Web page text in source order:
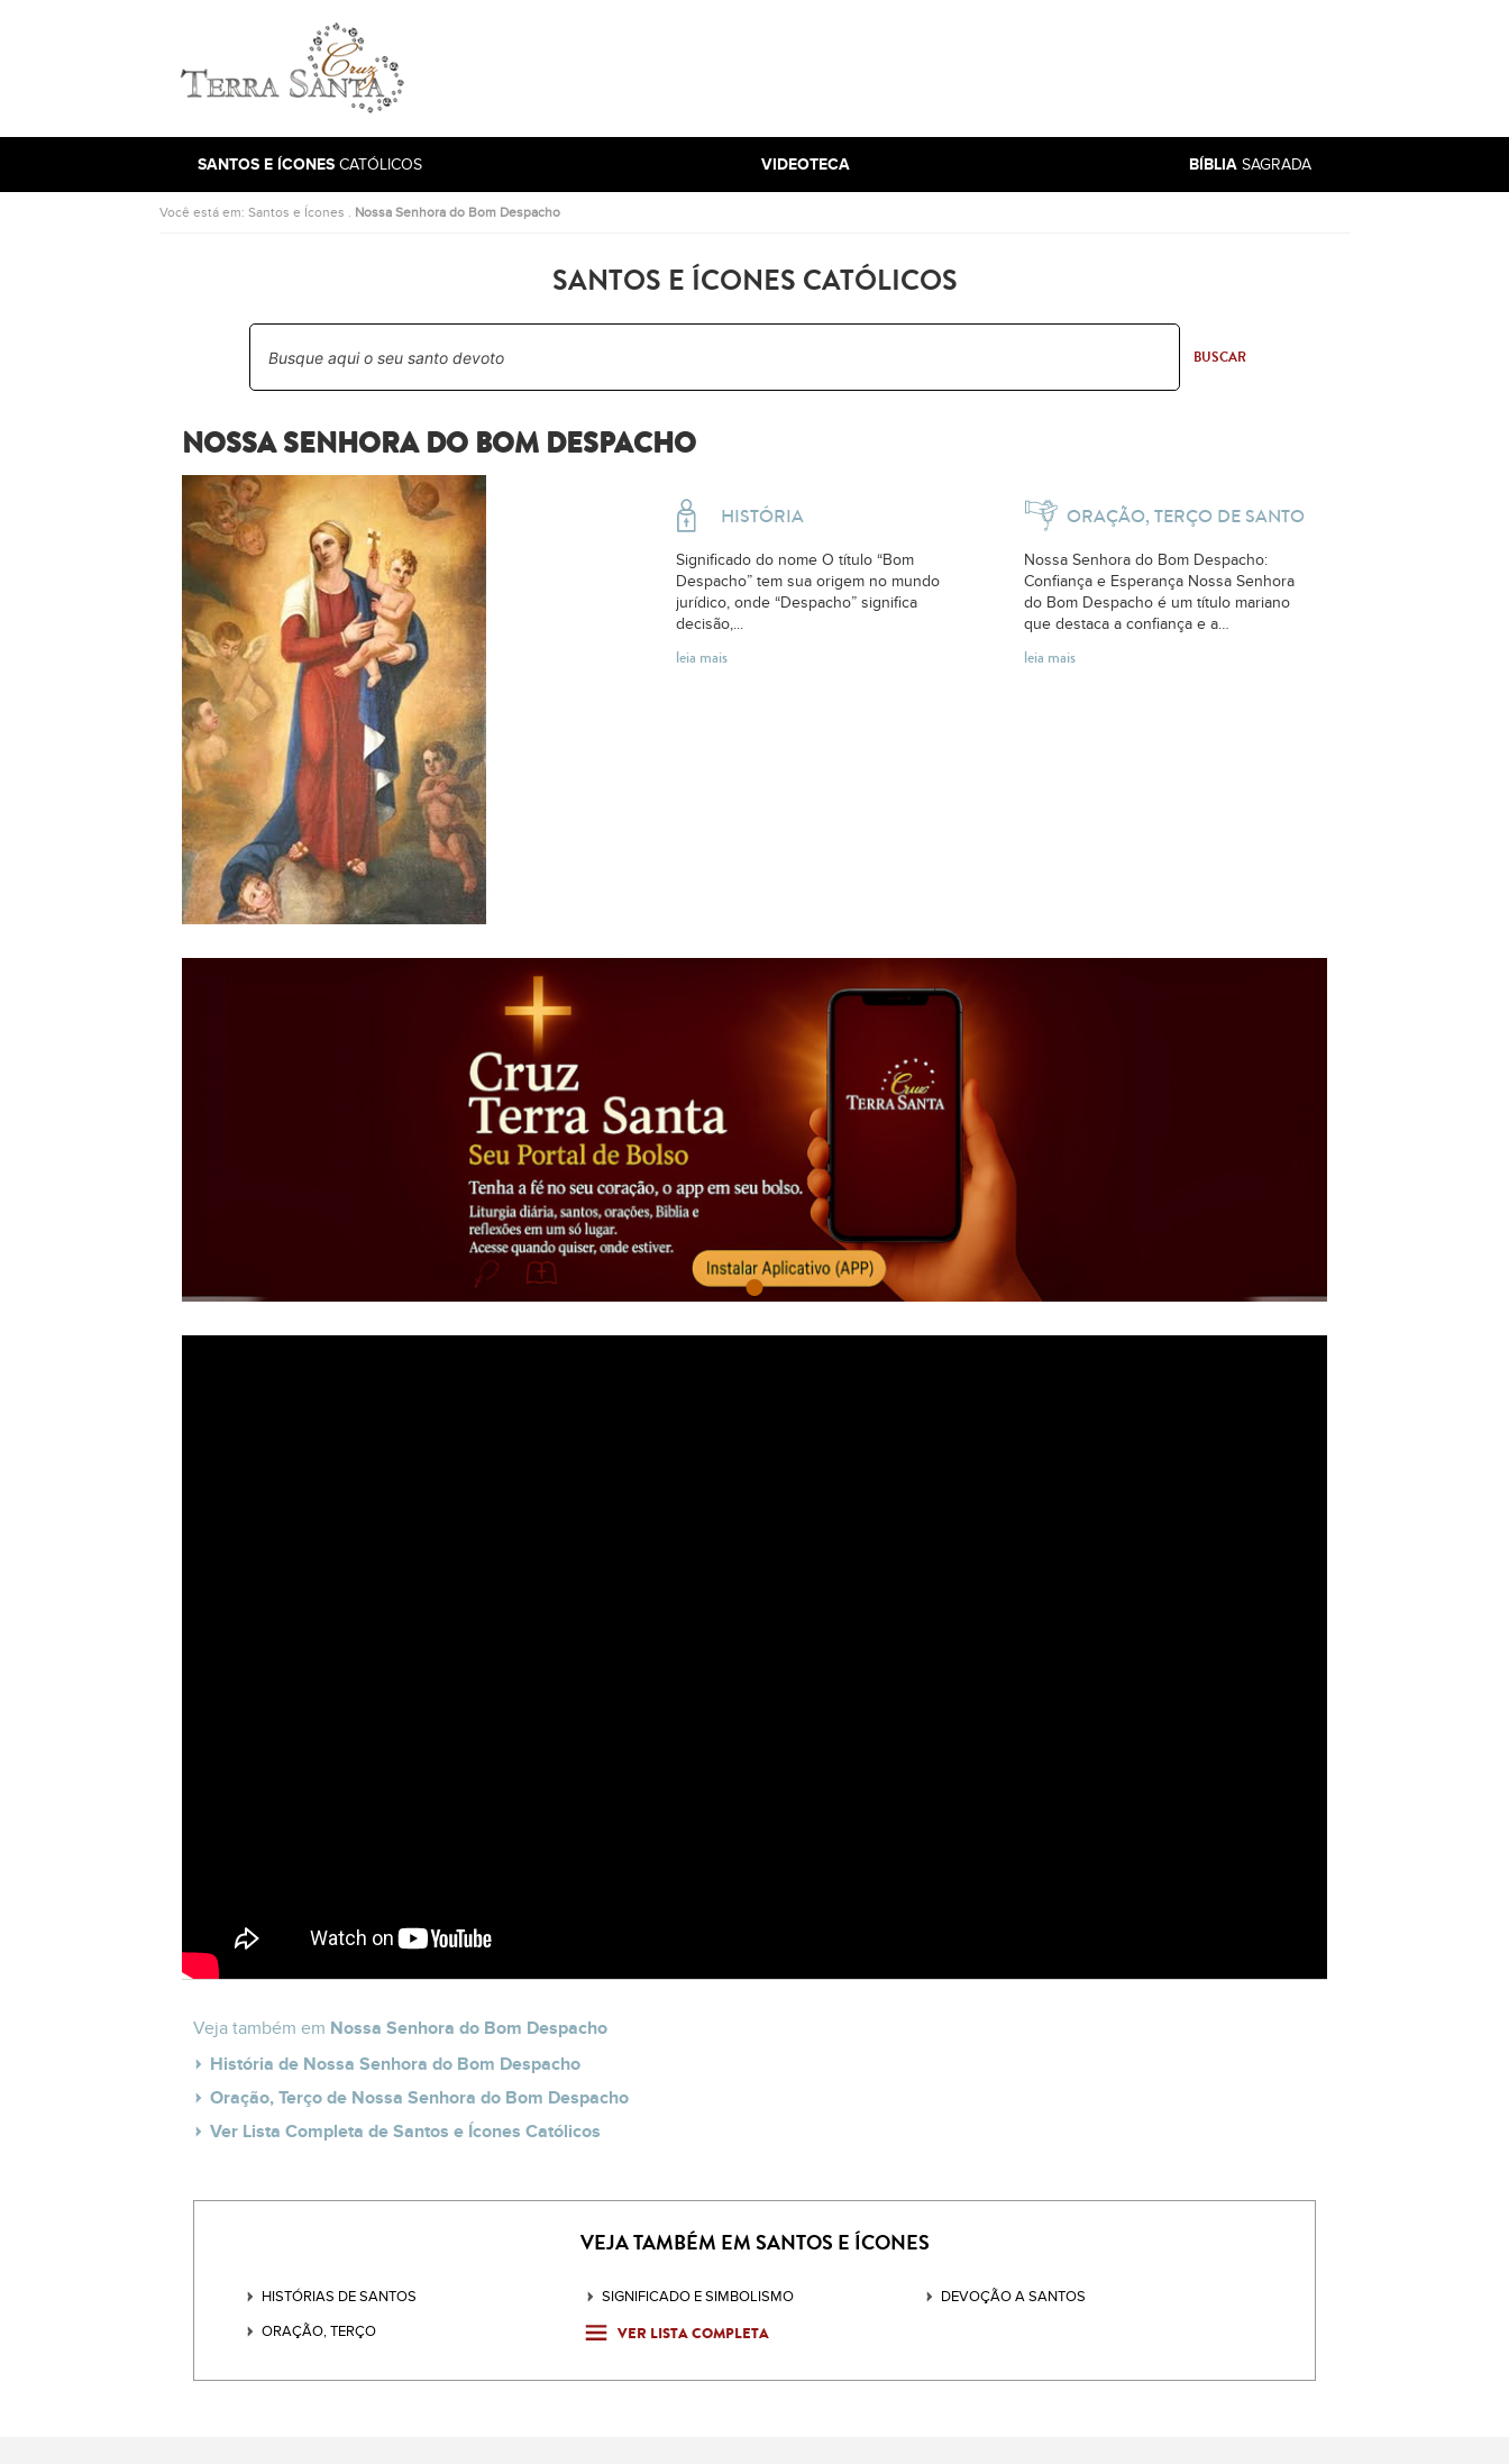
Ir para a página inicial
SANTOS E ÍCONES CATÓLICOS VIDEOTECA BÍBLIA SAGRADA
Você está em: Santos e Ícones . Nossa Senhora do Bom Despacho
SANTOS E ÍCONES CATÓLICOS
BUSCAR
NOSSA SENHORA DO BOM DESPACHO
HISTÓRIA
Significado do nome O título “Bom
Despacho” tem sua origem no mundo
jurídico, onde “Despacho” significa
decisão,...
leia mais
ORAÇÃO, TERÇO DE SANTO
Nossa Senhora do Bom Despacho:
Confiança e Esperança Nossa Senhora
do Bom Despacho é um título mariano
que destaca a confiança e a
leia mais
Veja também em Nossa Senhora do Bom Despacho
História de Nossa Senhora do Bom Despacho
Oração, Terço de Nossa Senhora do Bom Despacho
Ver Lista Completa de Santos e Ícones Católicos
VEJA TAMBÉM EM SANTOS E ÍCONES
HISTÓRIAS DE SANTOS SIGNIFICADO E SIMBOLISMO
DEVOÇÃO A SANTOS
ORAÇÃO, TERÇO
VER LISTA COMPLETA